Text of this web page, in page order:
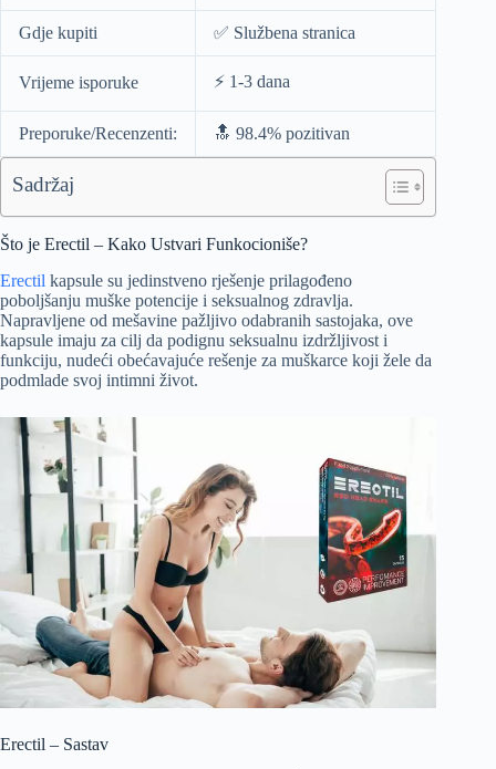
Gdje kupiti ✅ Službena stranica
Vrijeme isporuke ⚡️ 1-3 dana
Preporuke/Recenzenti: 🔝 98.4% pozitivan
Sadržaj
Što je Erectil – Kako Ustvari Funkocioniše?
Erectil kapsule su jedinstveno rješenje prilagođeno
poboljšanju muške potencije i seksualnog zdravlja.
Napravljene od mešavine pažljivo odabranih sastojaka, ove
kapsule imaju za cilj da podignu seksualnu izdržljivost i
funkciju, nudeći obećavajuće rešenje za muškarce koji žele da
podmlade svoj intimni život.
Erectil – Sastav